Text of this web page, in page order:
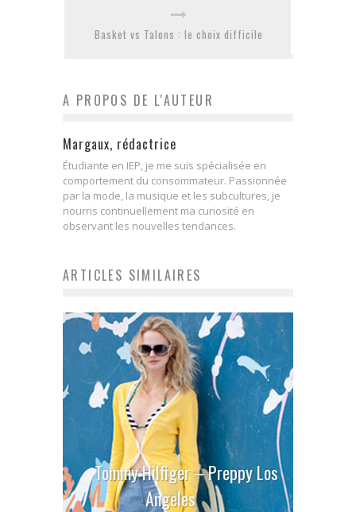
Basket vs Talons : le choix difficile
A PROPOS DE L'AUTEUR
Margaux, rédactrice
Étudiante en IEP, je me suis spécialisée en
comportement du consommateur. Passionnée
par la mode, la musique et les subcultures, je
nourris continuellement ma curiosité en
observant les nouvelles tendances.
ARTICLES SIMILAIRES
Tommy Hilfiger – Preppy Los
Angeles